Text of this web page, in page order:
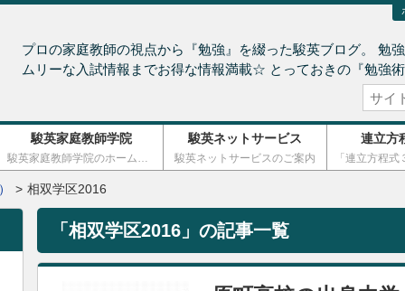
プロの家庭教師の視点から『勉強』を綴った駿英ブログ。 勉
ムリーな入試情報までお得な情報満載☆ とっておきの『勉強
駿英家庭教師学院
駿英家庭教師学院のホームページ
駿英ネットサービス
駿英ネットサービスのご案内
連立方
相双学区2016
「 相双学区2016 」の記事一覧